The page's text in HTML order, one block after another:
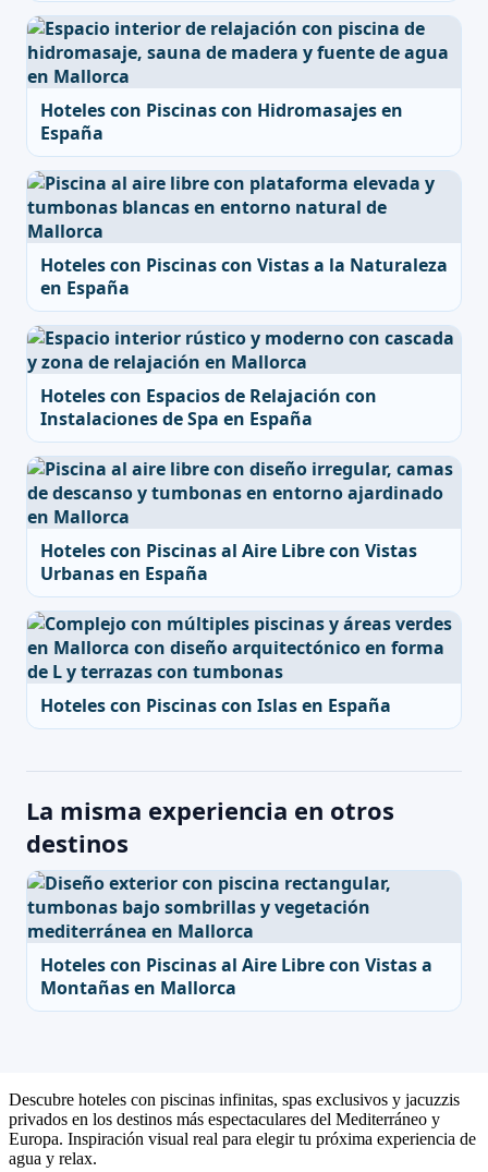
Hoteles con Piscinas con Hidromasajes en
España
Hoteles con Piscinas con Vistas a la Naturaleza
en España
Hoteles con Espacios de Relajación con
Instalaciones de Spa en España
Hoteles con Piscinas al Aire Libre con Vistas
Urbanas en España
Hoteles con Piscinas con Islas en España
La misma experiencia en otros
destinos
Hoteles con Piscinas al Aire Libre con Vistas a
Montañas en Mallorca
Descubre hoteles con piscinas infinitas, spas exclusivos y jacuzzis
privados en los destinos más espectaculares del Mediterráneo y
Europa. Inspiración visual real para elegir tu próxima experiencia de
agua y relax.